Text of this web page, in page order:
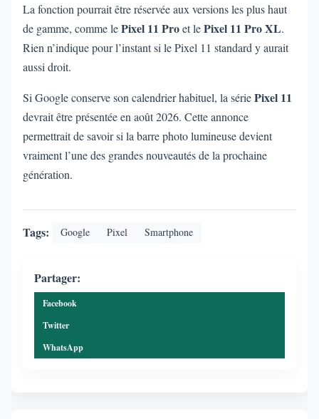
La fonction pourrait être réservée aux versions les plus haut
de gamme, comme lePixel 11 Proet lePixel 11 Pro XL.
Rien n’indique pour l’instant si le Pixel 11 standard y aurait
aussi droit.
Si Google conserve son calendrier habituel, la sériePixel 11
devrait être présentée en août 2026. Cette annonce
permettrait de savoir si la barre photo lumineuse devient
vraiment l’une des grandes nouveautés de la prochaine
génération.
Tags: Google Pixel Smartphone
Partager:
Facebook
Twitter
WhatsApp